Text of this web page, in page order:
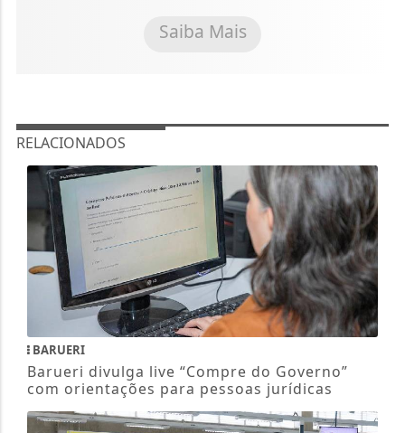
Saiba Mais
RELACIONADOS
BARUERI
Barueri divulga live “Compre do Governo”
com orientações para pessoas jurídicas